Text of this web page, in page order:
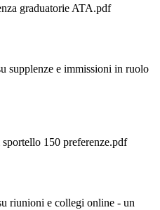
graduatorie ATA.pdf
supplenze e immissioni in ruolo
150 preferenze.pdf
riunioni e collegi online - un